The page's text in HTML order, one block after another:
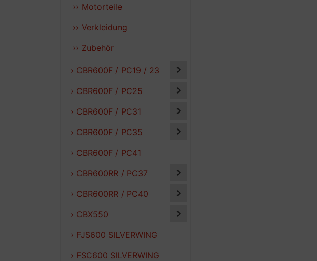
›› Motorteile
›› Verkleidung
›› Zubehör
› CBR600F / PC19 / 23
› CBR600F / PC25
› CBR600F / PC31
› CBR600F / PC35
› CBR600F / PC41
› CBR600RR / PC37
› CBR600RR / PC40
› CBX550
› FJS600 SILVERWING
› FSC600 SILVERWING